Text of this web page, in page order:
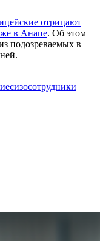
отрицают
в Анапе. Об этом
подозреваемых в
сизосотрудники